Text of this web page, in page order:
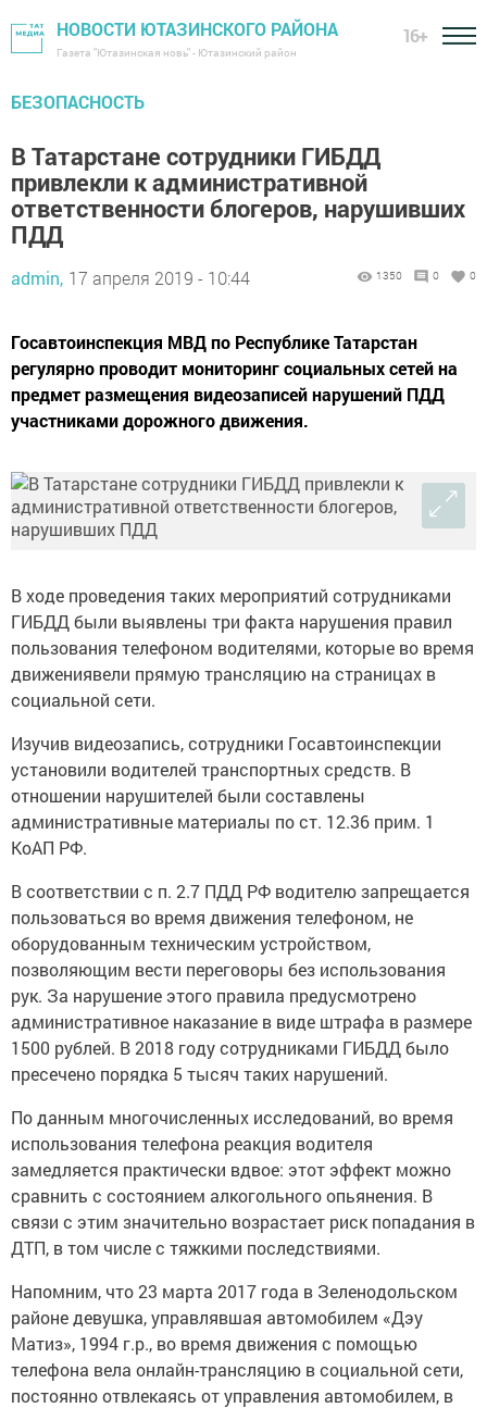
НОВОСТИ ЮТАЗИНСКОГО РАЙОНА
Газета "Ютазинская новь" - Ютазинский район
16+
БЕЗОПАСНОСТЬ
В Татарстане сотрудники ГИБДД
привлекли к административной
ответственности блогеров, нарушивших
ПДД
admin, 17 апреля 2019 - 10:44 1350 0 0
Госавтоинспекция МВД по Республике Татарстан
регулярно проводит мониторинг социальных сетей на
предмет размещения видеозаписей нарушений ПДД
участниками дорожного движения.
В ходе проведения таких мероприятий сотрудниками
ГИБДД были выявлены три факта нарушения правил
пользования телефоном водителями, которые во время
движениявели прямую трансляцию на страницах в
социальной сети.
Изучив видеозапись, сотрудники Госавтоинспекции
установили водителей транспортных средств. В
отношении нарушителей были составлены
административные материалы по ст. 12.36 прим. 1
КоАП РФ.
В соответствии с п. 2.7 ПДД РФ водителю запрещается
пользоваться во время движения телефоном, не
оборудованным техническим устройством,
позволяющим вести переговоры без использования
рук. За нарушение этого правила предусмотрено
административное наказание в виде штрафа в размере
1500 рублей. В 2018 году сотрудниками ГИБДД было
пресечено порядка 5 тысяч таких нарушений.
По данным многочисленных исследований, во время
использования телефона реакция водителя
замедляется практически вдвое: этот эффект можно
сравнить с состоянием алкогольного опьянения. В
связи с этим значительно возрастает риск попадания в
ДТП, в том числе с тяжкими последствиями.
Напомним, что 23 марта 2017 года в Зеленодольском
районе девушка, управлявшая автомобилем «Дэу
Матиз», 1994 г.р., во время движения с помощью
телефона вела онлайн-трансляцию в социальной сети,
постоянно отвлекаясь от управления автомобилем, в